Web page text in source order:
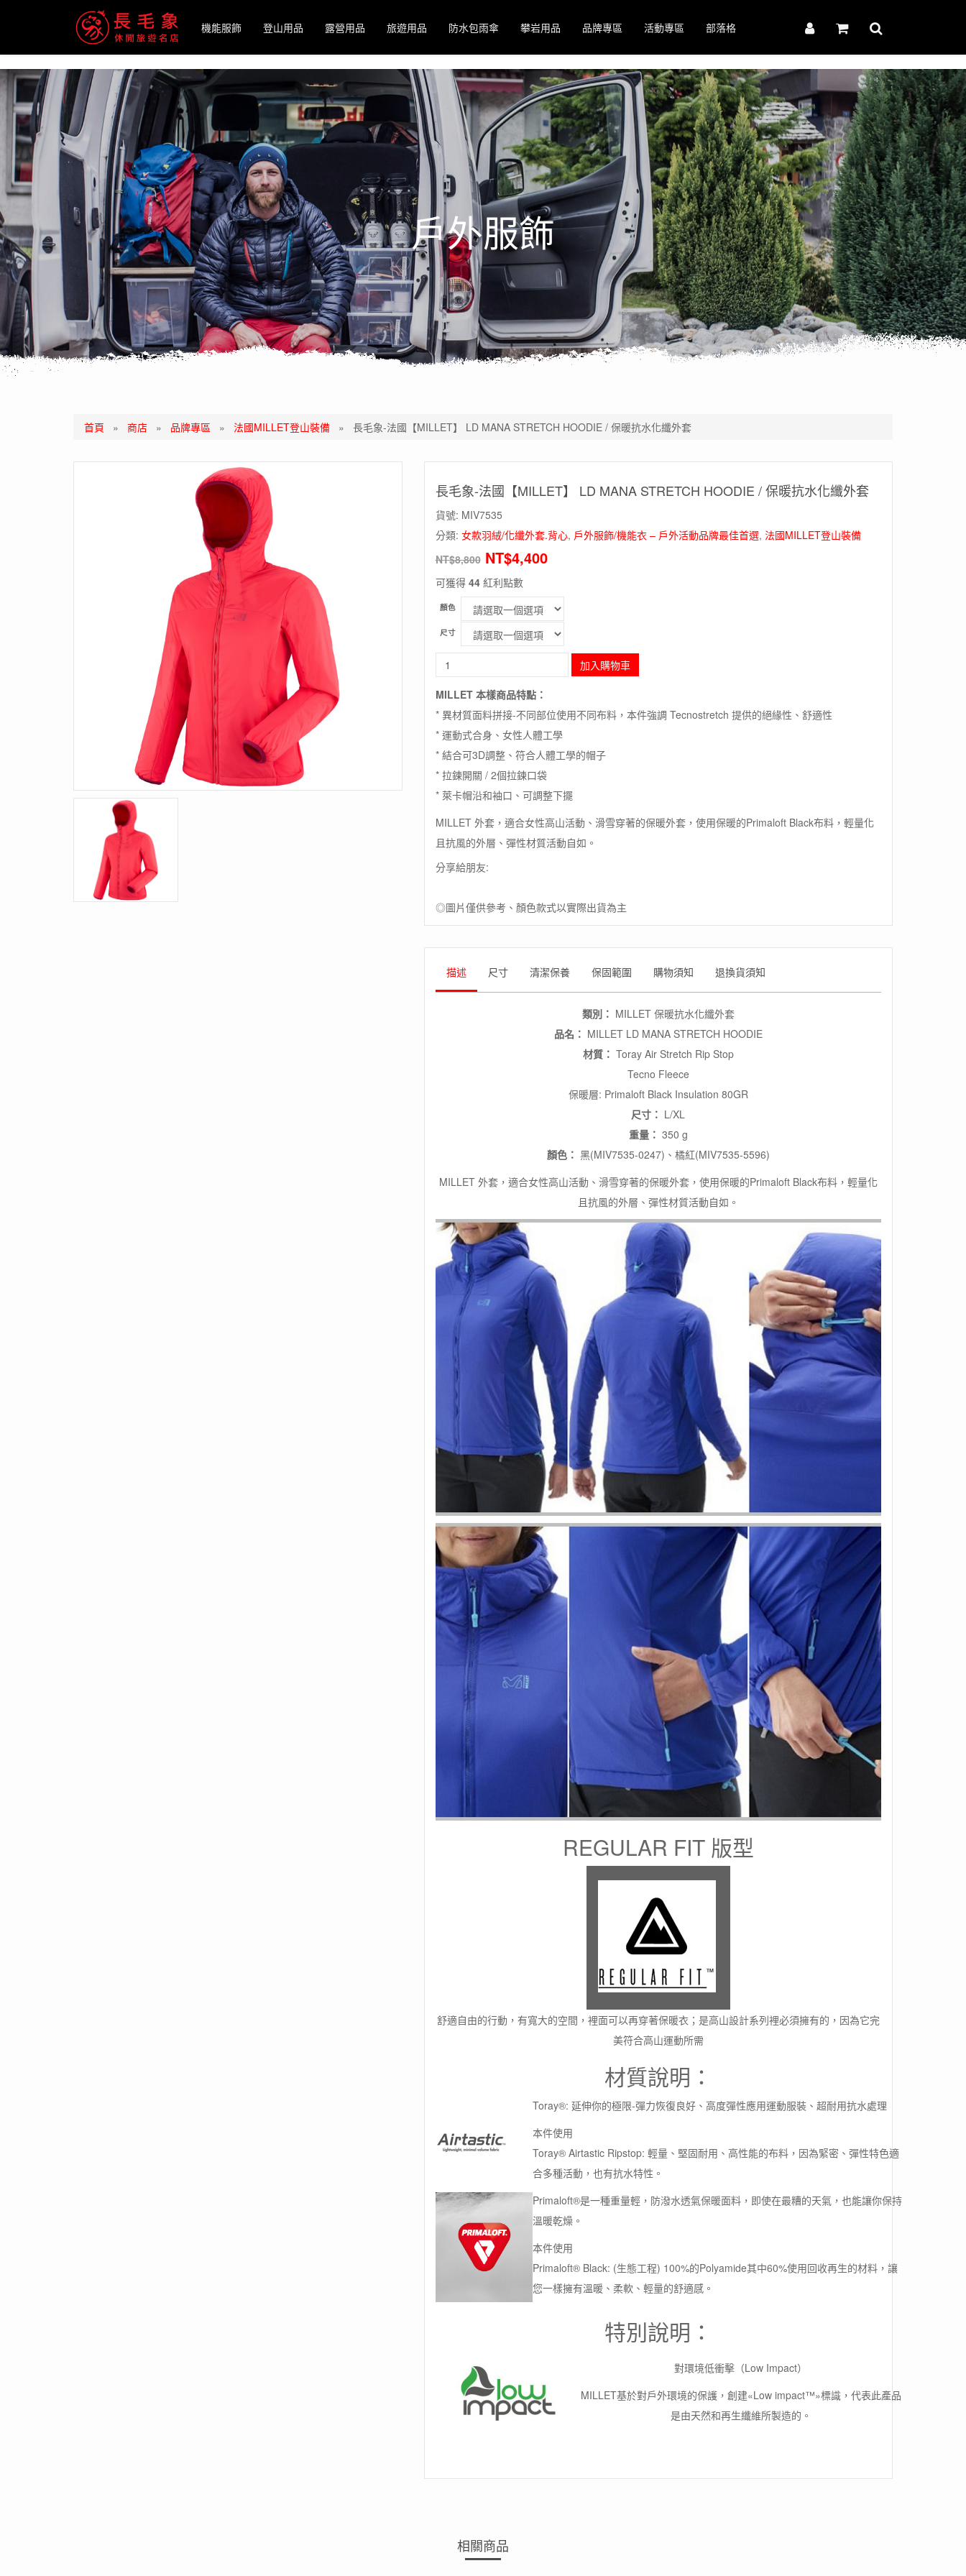
機能服飾
登山用品 露營用品 旅遊用品 防水包雨傘 攀岩用品 品牌專區 活動專區 部落格
戶外服飾
首頁 » 商店 » 品牌專區 » 法國MILLET登山裝備 » 長毛象-法國【MILLET】 LD MANA STRETCH HOODIE / 保暖抗水化纖外套
長毛象-法國【MILLET】 LD MANA STRETCH HOODIE / 保暖抗水化纖外套
貨號: MIV7535
分類: 女款羽絨/化纖外套.背心, 戶外服飾/機能衣 – 戶外活動品牌最佳首選, 法國MILLET登山裝備
NT$8,800 NT$4,400
可獲得 44紅利點數
顏色
尺寸
毛
象-
法
國
【MILLET】
MANA
STRETCH
HOODIE
保
抗
水
化
外
量
加入購物車
MILLET 本樣商品特點：
* 異材質面料拼接-不同部位使用不同布料，本件強調 Tecnostretch 提供的絕緣性、舒適性
* 運動式合身、女性人體工學
* 結合可3D調整、符合人體工學的帽子
* 拉鍊開關 / 2個拉鍊口袋
* 萊卡帽沿和袖口、可調整下擺
MILLET 外套，適合女性高山活動、滑雪穿著的保暖外套，使用保暖的Primaloft Black布料，輕量化
且抗風的外層、彈性材質活動自如。
分享給朋友:
◎圖片僅供參考、顏色款式以實際出貨為主
描述 尺寸 清潔保養 保固範圍 購物須知 退換貨須知
類別： MILLET 保暖抗水化纖外套
品名： MILLET LD MANA STRETCH HOODIE
材質： Toray Air Stretch Rip Stop
Tecno Fleece
保暖層: Primaloft Black Insulation 80GR
尺寸： L/XL
重量： 350 g
顏色： 黑(MIV7535-0247)、橘紅(MIV7535-5596)
MILLET 外套，適合女性高山活動、滑雪穿著的保暖外套，使用保暖的Primaloft Black布料，輕量化
且抗風的外層、彈性材質活動自如。
REGULAR FIT 版型
舒適自由的行動，有寬大的空間，裡面可以再穿著保暖衣；是高山設計系列裡必須擁有的，因為它完
美符合高山運動所需
材質說明：
Toray®: 延伸你的極限-彈力恢復良好、高度彈性應用運動服裝、超耐用抗水處理
本件使用
Toray® Airtastic Ripstop: 輕量、堅固耐用、高性能的布料，因為緊密、彈性特色適
合多種活動，也有抗水特性。
Primaloft®是一種重量輕，防潑水透氣保暖面料，即使在最糟的天氣，也能讓你保持
溫暖乾燥。
本件使用
Primaloft® Black: (生態工程) 100%的Polyamide其中60%使用回收再生的材料，讓
您一樣擁有溫暖、柔軟、輕量的舒適感。
特別說明：
對環境低衝擊（Low Impact）
MILLET基於對戶外環境的保護，創建«Low impact™»標識，代表此產品
是由天然和再生纖維所製造的。
相關商品